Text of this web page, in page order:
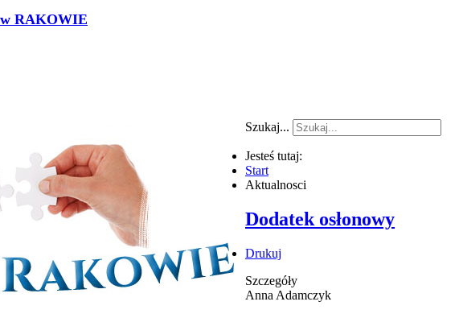
w RAKOWIE
Szukaj...
Jesteś tutaj:
Start
Aktualnosci
Dodatek osłonowy
Drukuj
Szczegóły
Anna Adamczyk